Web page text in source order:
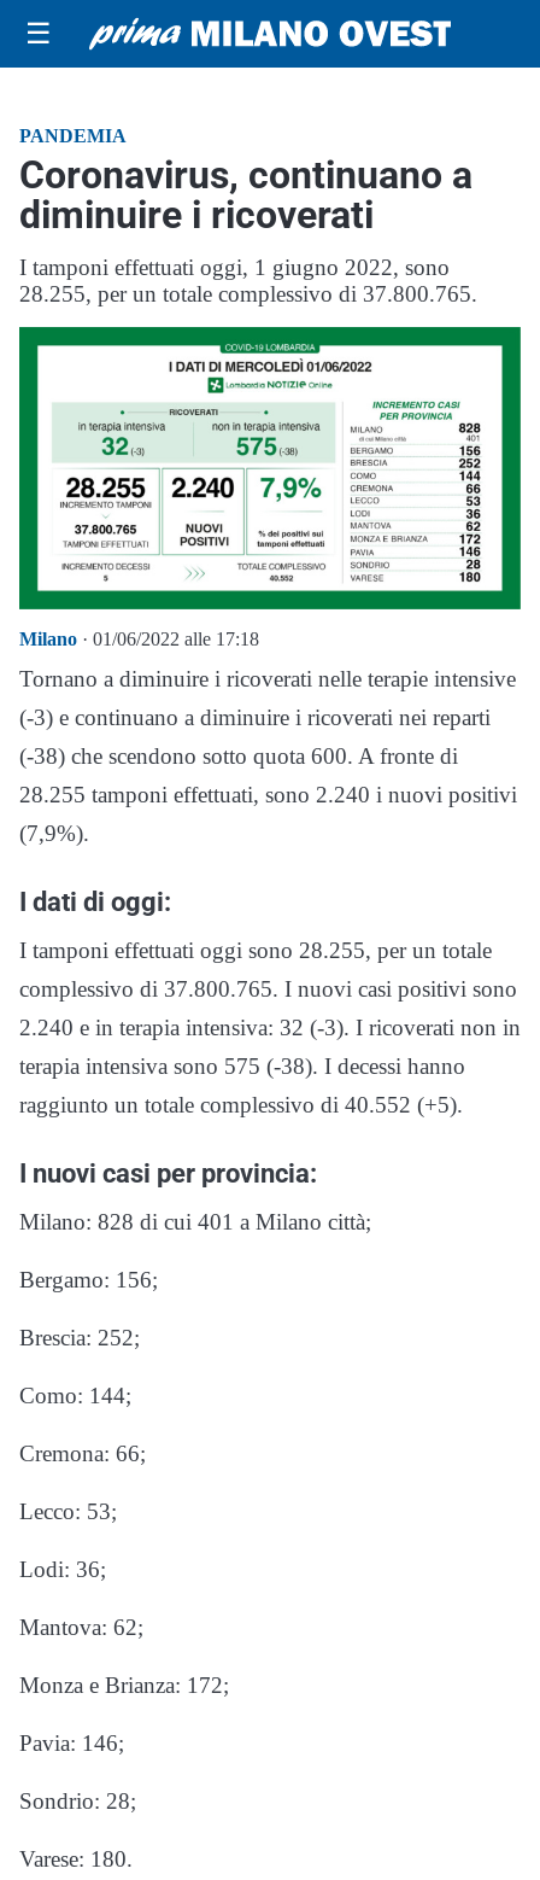
☰
PANDEMIA
Coronavirus, continuano a
diminuire i ricoverati
I tamponi effettuati oggi, 1 giugno 2022, sono
28.255, per un totale complessivo di 37.800.765.
Milano · 01/06/2022 alle 17:18
Tornano a diminuire i ricoverati nelle terapie intensive
(-3) e continuano a diminuire i ricoverati nei reparti
(-38) che scendono sotto quota 600. A fronte di
28.255 tamponi effettuati, sono 2.240 i nuovi positivi
(7,9%).
I dati di oggi:
I tamponi effettuati oggi sono 28.255, per un totale
complessivo di 37.800.765. I nuovi casi positivi sono
2.240 e in terapia intensiva: 32 (-3). I ricoverati non in
terapia intensiva sono 575 (-38). I decessi hanno
raggiunto un totale complessivo di 40.552 (+5).
I nuovi casi per provincia:
Milano: 828 di cui 401 a Milano città;
Bergamo: 156;
Brescia: 252;
Como: 144;
Cremona: 66;
Lecco: 53;
Lodi: 36;
Mantova: 62;
Monza e Brianza: 172;
Pavia: 146;
Sondrio: 28;
Varese: 180.